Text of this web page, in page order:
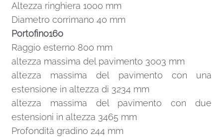
Altezza ringhiera 1000 mm
Diametro corrimano 40 mm
Portofino160
Raggio esterno 800 mm
altezza massima del pavimento 3003 mm
altezza massima del pavimento con una
estensione in altezza di 3234 mm
altezza massima del pavimento con due
estensioni in altezza 3465 mm
Profondità gradino 244 mm